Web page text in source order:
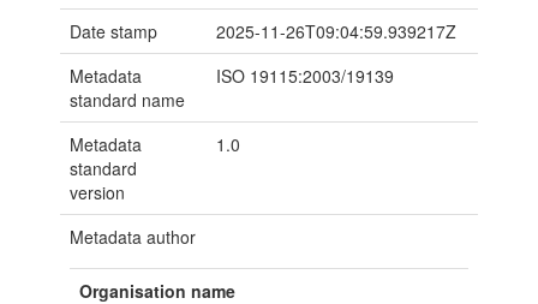
Date stamp
2025-11-26T09:04:59.939217Z
Metadata
standard name
ISO 19115:2003/19139
Metadata
standard
version
1.0
Metadata author
Organisation name